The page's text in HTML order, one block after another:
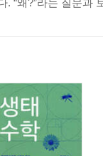
. “왜?”라는 질문과